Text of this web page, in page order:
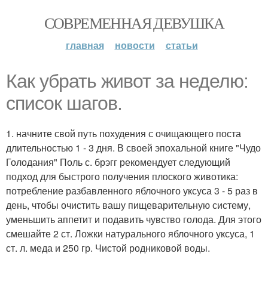
СОВРЕМЕННАЯ ДЕВУШКА
главная новости статьи
Как убрать живот за неделю:
список шагов.
1. начните свой путь похудения с очищающего поста
длительностью 1 - 3 дня. В своей эпохальной книге "Чудо
Голодания" Поль с. брэгг рекомендует следующий
подход для быстрого получения плоского животика:
потребление разбавленного яблочного уксуса 3 - 5 раз в
день, чтобы очистить вашу пищеварительную систему,
уменьшить аппетит и подавить чувство голода. Для этого
смешайте 2 ст. Ложки натурального яблочного уксуса, 1
ст. л. меда и 250 гр. Чистой родниковой воды.